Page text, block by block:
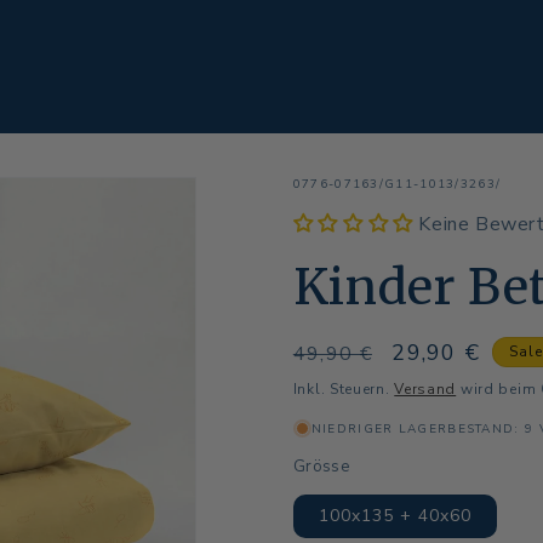
SKU:
0776-07163/G11-1013/3263/
Keine
Kinder
Normaler
Preis
49,90 € Verkaufspreis
29,90 €
Sale
Inkl. Steuern.Versand wird beim
NIEDRIGER LAGERBESTAND: 9
Grösse
100x135 + 40x60